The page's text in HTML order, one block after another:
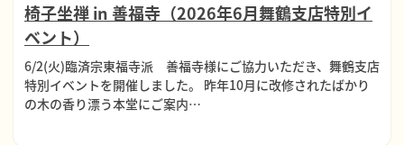
椅子坐禅 in 善福寺（2026年6月舞鶴支店特別イ
ベント）
6/2(火)臨済宗東福寺派 善福寺様にご協力いただき、舞鶴支店
特別イベントを開催しました。 昨年10月に改修されたばかり
の木の香り漂う本堂にご案内…